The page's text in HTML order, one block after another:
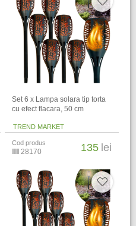
Set 6 x Lampa solara tip torta
cu efect flacara, 50 cm
TREND MARKET
Cod produs
28170 135 lei